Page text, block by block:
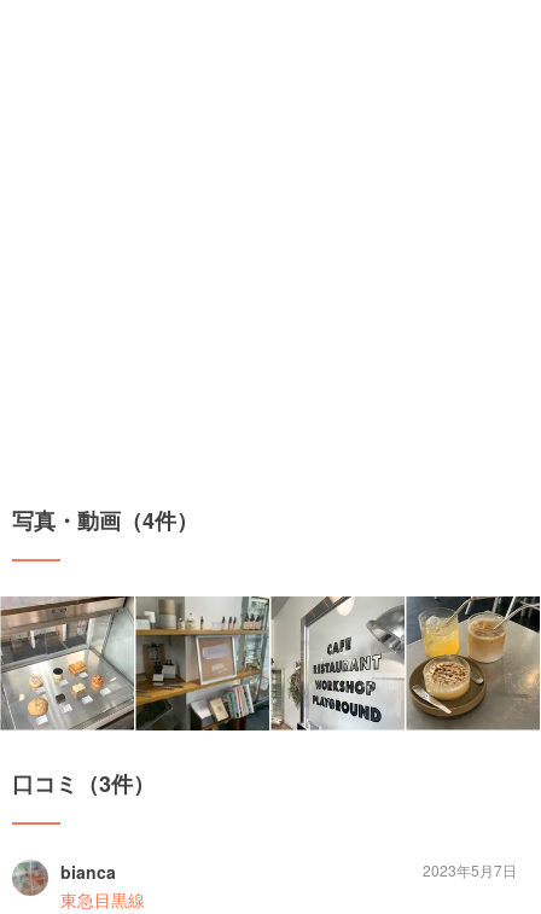
写真・動画（4件）
口コミ（3件）
bianca
東急目黒線
2023年5月7日